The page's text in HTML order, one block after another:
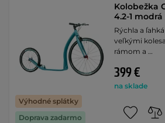
Výhodné splátky
Doprava zadarmo
Kolobežka
4.2-1 modrá
Rýchla a
veľkými
rámom a …
399 €
na sklade